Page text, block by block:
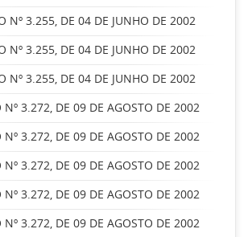
Nº 3.255, DE 04 DE JUNHO DE 2002
Nº 3.255, DE 04 DE JUNHO DE 2002
Nº 3.255, DE 04 DE JUNHO DE 2002
Nº 3.272, DE 09 DE AGOSTO DE 2002
Nº 3.272, DE 09 DE AGOSTO DE 2002
Nº 3.272, DE 09 DE AGOSTO DE 2002
Nº 3.272, DE 09 DE AGOSTO DE 2002
Nº 3.272, DE 09 DE AGOSTO DE 2002